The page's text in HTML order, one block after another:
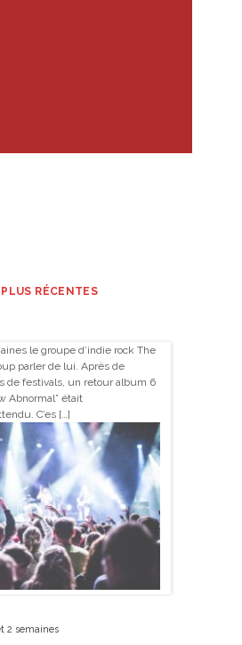
RÉCENTES
le groupe d’indie rock The
parler de lui. Après de
de festivals, un retour album 6
Abnormal” était
C’es […]
2 semaines